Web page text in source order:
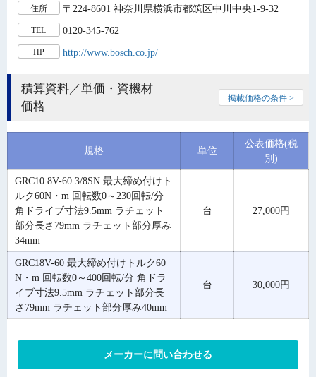
住所 〒224-8601 神奈川県横浜市都筑区中川中央1-9-32
TEL 0120-345-762
HP http://www.bosch.co.jp/
積算資料／単価・資機材
価格
掲載価格の条件 >
規格 単位
公表価格(税
別)
GRC10.8V-60 3/8SN 最大締め付けト
ルク60N・m 回転数0～230回転/分
角ドライブ寸法9.5mm ラチェット
部分長さ79mm ラチェット部分厚み
34mm
台 27,000円
GRC18V-60 最大締め付けトルク60
N・m 回転数0～400回転/分 角ドラ
イブ寸法9.5mm ラチェット部分長
さ79mm ラチェット部分厚み40mm
台 30,000円
メーカーに問い合わせる